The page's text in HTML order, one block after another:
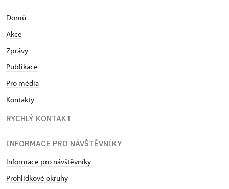
Domů
Akce
Zprávy
Publikace
Pro média
Kontakty
RYCHLÝ KONTAKT
INFORMACE PRO NÁVŠTĚVNÍKY
Informace pro návštěvníky
Prohlídkové okruhy